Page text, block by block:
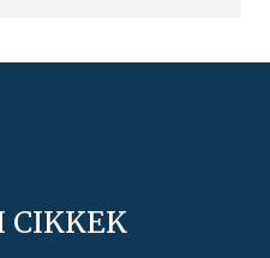
CIKKEK